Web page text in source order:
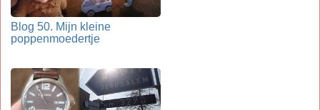
Blog 50. Mijn kleine
poppenmoedertje